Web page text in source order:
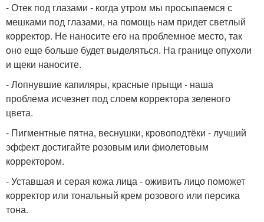
- Отек под глазами - когда утром мы просыпаемся с
мешками под глазами, на помощь нам придет светлый
корректор. Не наносите его на проблемное место, так
оно еще больше будет выделяться. На границе опухоли
и щеки наносите.
- Лопнувшие капиляры, красные прыщи - наша
проблема исчезнет под слоем корректора зеленого
цвета.
- Пигментные пятна, веснушки, кровоподтёки - лучший
эффект достигайте розовым или фиолетовым
корректором.
- Уставшая и серая кожа лица - оживить лицо поможет
корректор или тональный крем розового или персика
тона.